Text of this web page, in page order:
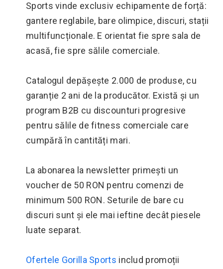
Sports vinde exclusiv echipamente de forță:
gantere reglabile, bare olimpice, discuri, stații
multifuncționale. E orientat fie spre sala de
acasă, fie spre sălile comerciale.
Catalogul depășește 2.000 de produse, cu
garanție 2 ani de la producător. Există și un
program B2B cu discounturi progresive
pentru sălile de fitness comerciale care
cumpără în cantități mari.
La abonarea la newsletter primești un
voucher de 50 RON pentru comenzi de
minimum 500 RON. Seturile de bare cu
discuri sunt și ele mai ieftine decât piesele
luate separat.
Ofertele Gorilla Sports includ promoții